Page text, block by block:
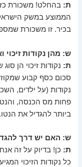
ת: בהחלט! משכורת
הממוצע במשק
בכיר. זו משכורת
ש: מהן נקודות
ת: נקודות זיכוי הן
סכום כסף קבוע
נקודות (על ילדים,
פחות מס הכנסה,
ביותר להגדיל את הנטו.
ש: האם יש דרך
ת: כן! בדיוק על זה
כל נקודות הזיכוי